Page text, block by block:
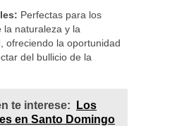
Perfectas para los
la naturaleza y la
ofreciendo la oportunidad
del bullicio de la
te interese:
Los
en Santo Domingo